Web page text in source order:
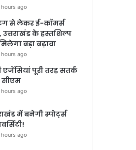
hours ago
से लेकर ई-कॉमर्स
के हस्तशिल्प
बड़ा बढ़ावा
hours ago
एजेंसियां पूरी तरह सतर्क
सीएम
hours ago
में बनेगी स्पोर्ट्स
hours ago